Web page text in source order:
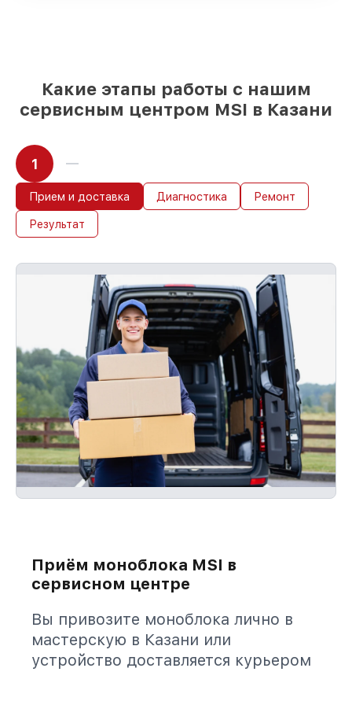
Какие этапы работы с нашим
сервисным центром MSI в Казани
1
Прием и доставка Диагностика Ремонт
Результат
Приём моноблока MSI в
сервисном центре
Вы привозите моноблока лично в
мастерскую в Казани или
устройство доставляется курьером